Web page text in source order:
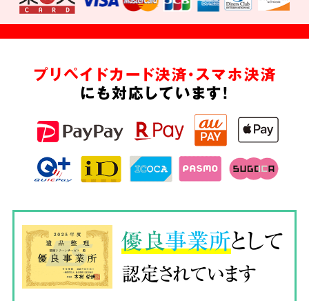
プリペイドカード決済・スマホ決済
にも対応しています!
優良事業所として
認定されています